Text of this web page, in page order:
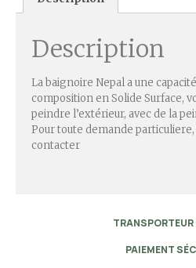
Description
La baignoire Nepal a une
composition en Solide Surface,
peindre l’extérieur, avec de la
Pour toute demande particuliere,
contacter
TRANSPORTEUR
PAIEMENT